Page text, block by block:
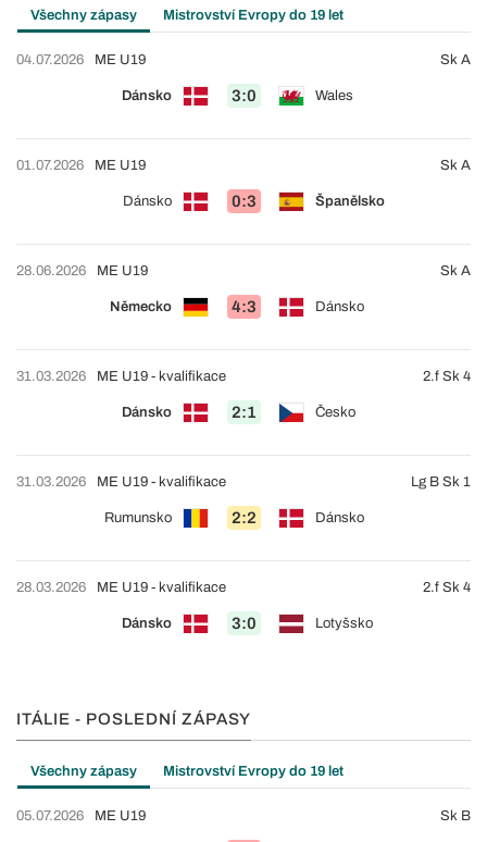
Všechny zápasy Mistrovství Evropy do 19 let
04.07.2026
Dánsko 3:0 Wales
ME U19 Sk A
01.07.2026
Dánsko 0:3 Španělsko
ME U19 Sk A
28.06.2026
Německo 4:3 Dánsko
ME U19 Sk A
31.03.2026
Dánsko 2:1 Česko
ME U19 - kvalifikace 2.f Sk 4
31.03.2026
Rumunsko 2:2 Dánsko
ME U19 - kvalifikace Lg B Sk 1
28.03.2026
Dánsko 3:0 Lotyšsko
ME U19 - kvalifikace 2.f Sk 4
ITÁLIE - POSLEDNÍ ZÁPASY
Všechny zápasy Mistrovství Evropy do 19 let
05.07.2026 ME U19 Sk B